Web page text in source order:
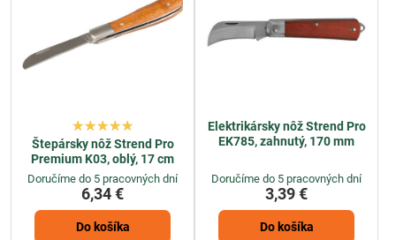
Štepársky nôž Strend Pro
Premium K03, oblý, 17 cm
Doručíme do 5 pracovných dní
6,34 €
Do košíka
Elektrikársky nôž Strend Pro
EK785, zahnutý, 170 mm
Doručíme do 5 pracovných dní
3,39 €
Do košíka